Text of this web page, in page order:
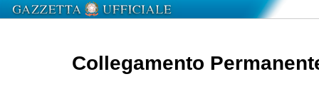
Collegamento